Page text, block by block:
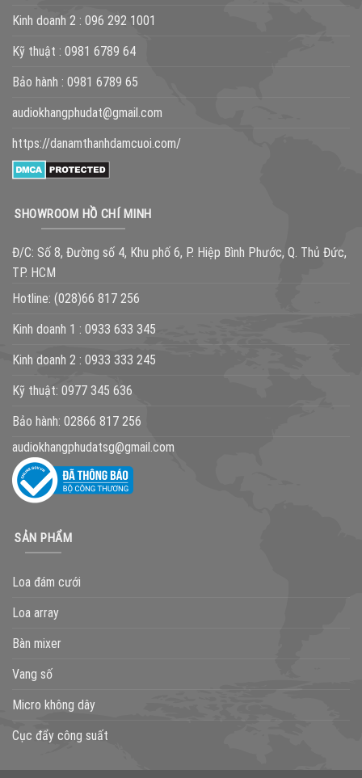
Kinh doanh 2 : 096 292 1001
Kỹ thuật : 0981 6789 64
Bảo hành : 0981 6789 65
audiokhangphudat@gmail.com
https://danamthanhdamcuoi.com/
SHOWROOM HỒ CHÍ MINH
Đ/C: Số 8, Đường số 4, Khu phố 6, P. Hiệp Bình Phước, Q. Thủ Đức,
TP. HCM
Hotline: (028)66 817 256
Kinh doanh 1 : 0933 633 345
Kinh doanh 2 : 0933 333 245
Kỹ thuật: 0977 345 636
Bảo hành: 02866 817 256
audiokhangphudatsg@gmail.com
SẢN PHẨM
Loa đám cưới
Loa array
Bàn mixer
Vang số
Micro không dây
Cục đẩy công suất